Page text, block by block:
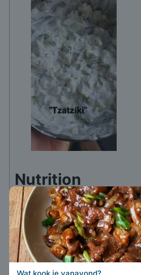
Nutrition
Calories:300kcal
Heb je dit
Tag @marcwiner
Wat kook je vanavond?